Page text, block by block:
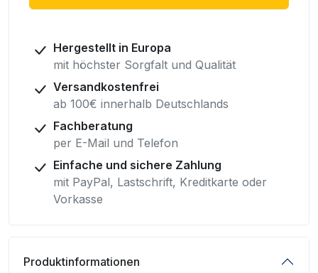
Hergestellt in Europa
mit höchster Sorgfalt und Qualität
Versandkostenfrei
ab 100€ innerhalb Deutschlands
Fachberatung
per E-Mail und Telefon
Einfache und sichere Zahlung
mit PayPal, Lastschrift, Kreditkarte oder
Vorkasse
Produktinformationen